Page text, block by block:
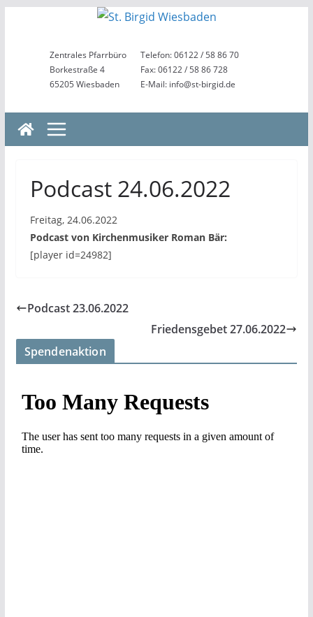
springenZentrales Pfarrbüro
Borkestraße 4
65205 Wiesbaden
Telefon: 06122 / 58 86 70
Fax: 06122 / 58 86 728
E-Mail: info@st-birgid.de
Podcast 24.06.2022
Freitag, 24.06.2022
Podcast von Kirchenmusiker Roman Bär:
[player id=24982]
Podcast 23.06.2022
Friedensgebet 27.06.2022
Spendenaktion